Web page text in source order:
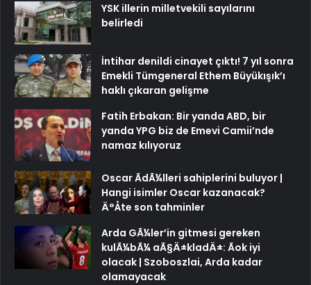
YSK illerin milletvekili sayılarını
belirledi
İntihar denildi cinayet çıktı! 7 yıl sonra
Emekli Tümgeneral Ethem Büyükışık’ı
haklı çıkaran gelişme
Fatih Erbakan: Bir yanda ABD, bir
yanda YPG biz de Emevi Camii’nde
namaz kılıyoruz
Oscar ÃdÃ¼lleri sahiplerini buluyor |
Hangi isimler Oscar kazanacak?
Ä°Åte son tahminler
Arda GÃ¼ler’in gitmesi gereken
kulÃ¼bÃ¼ aÃ§Ä±kladÄ±: Ãok iyi
olacak | Szoboszlai, Arda kadar
olamayacak